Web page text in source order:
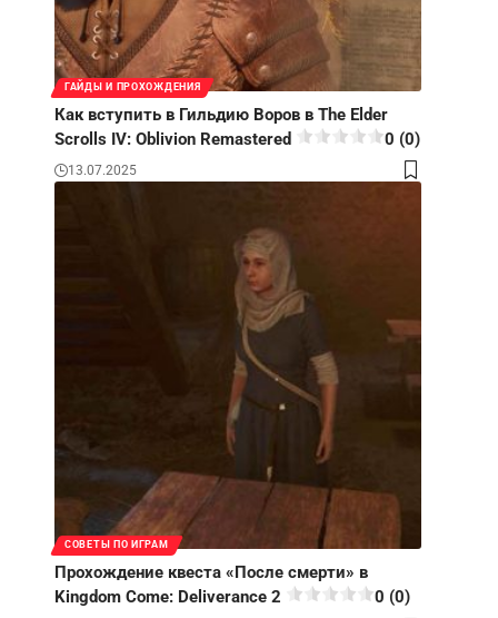
ГАЙДЫ И ПРОХОЖДЕНИЯ
Как вступить в Гильдию Воров в The Elder
Scrolls IV: Oblivion Remastered
0 (0)
13.07.2025
СОВЕТЫ ПО ИГРАМ
Прохождение квеста «После смерти» в
Kingdom Come: Deliverance 2
0 (0)